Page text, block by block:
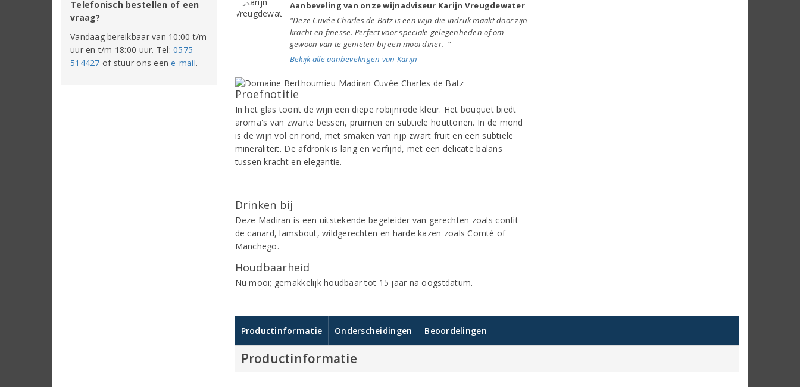
Telefonisch bestellen of een
vraag?
Vandaag bereikbaar van 10:00 t/m
uur en t/m 18:00 uur. Tel:0575-
514427 of stuur ons eene-mail.
Aanbeveling van onze wijnadviseur Karijn Vreugdewater
"Deze Cuvée Charles de Batz is een wijn die indruk maakt door zijn
kracht en finesse. Perfect voor speciale gelegenheden of om
gewoon van te genieten bij een mooi diner. "
Bekijk alle aanbevelingen van Karijn
Proefnotitie
In het glas toont de wijn een diepe robijnrode kleur. Het bouquet biedt
aroma's van zwarte bessen, pruimen en subtiele houttonen. In de mond
is de wijn vol en rond, met smaken van rijp zwart fruit en een subtiele
mineraliteit. De afdronk is lang en verfijnd, met een delicate balans
tussen kracht en elegantie.
Drinken bij
Deze Madiran is een uitstekende begeleider van gerechten zoals confit
de canard, lamsbout, wildgerechten en harde kazen zoals Comté of
Manchego.
Houdbaarheid
Nu mooi; gemakkelijk houdbaar tot 15 jaar na oogstdatum.
Productinformatie Onderscheidingen Beoordelingen
Productinformatie